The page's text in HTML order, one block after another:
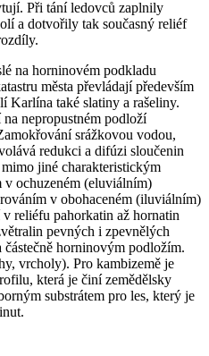
Při tání ledovců zaplnily
a dotvořily tak současný reliéf
na horninovém podkladu
města převládají především
Karlína také slatiny a rašeliny.
nepropustném podloží
srážkovou vodou,
redukci a difúzi sloučenin
jiné charakteristickým
v ochuzeném (eluviálním)
v obohaceném (iluviálním)
reliéfu pahorkatin až hornatin
pevných i zpevnělých
horninovým podložím.
vrcholy). Pro kambizemě je
která je činí zemědělsky
substrátem pro les, který je